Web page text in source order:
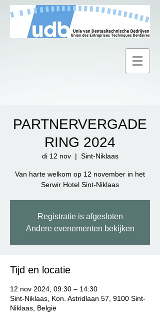
PARTNERVERGADE
RING 2024
di 12 nov
  |
Sint-Niklaas
Van harte welkom op 12 november in het
Serwir Hotel Sint-Niklaas
Registratie is afgesloten
Andere evenementen bekijken
Tijd en locatie
12 nov 2024, 09:30 – 14:30
Sint-Niklaas, Kon. Astridlaan 57, 9100 Sint-
Niklaas, België